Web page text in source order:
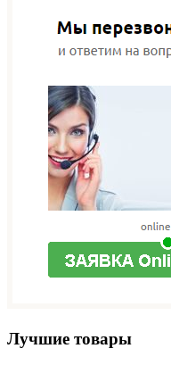
Лучшие товары